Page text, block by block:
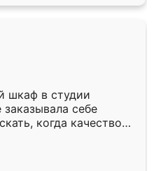
шкаф в студии
заказывала себе
когда качеством
кухня уже почти